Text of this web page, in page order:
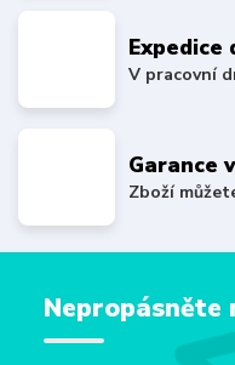
Expedice
V pracovní
Garance
Zboží
Nepropásněte